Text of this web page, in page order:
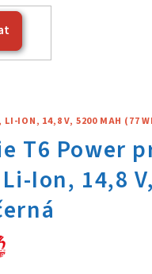
LI-ION, 14,8 V, 5200 MAH (77